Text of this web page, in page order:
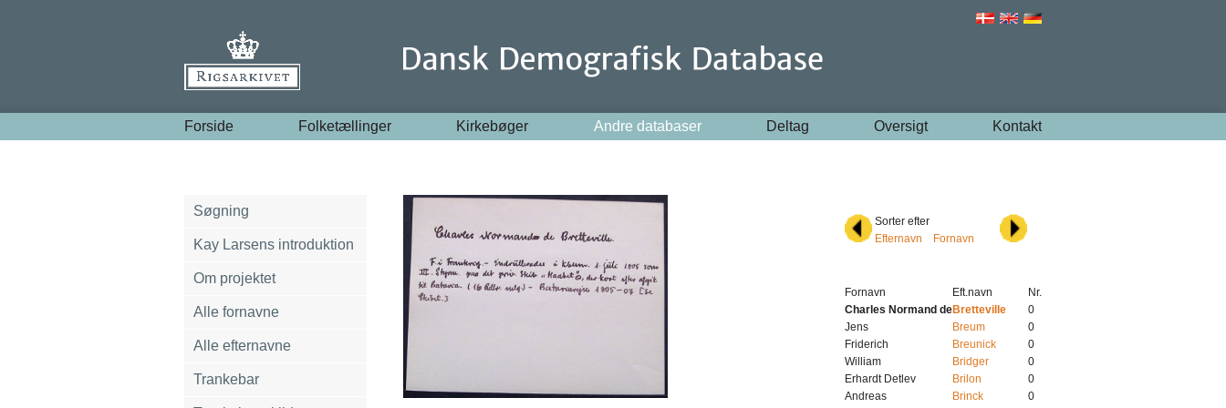
Forside Folketællinger Kirkebøger Andre databaser Deltag Oversigt Kontakt
Søgning
Kay Larsens introduktion
Om projektet
Alle fornavne
Alle efternavne
Trankebar
Sorter efter
Efternavn
Fornavn
Fornavn Eft.navn
Nr.
Charles Normand deBretteville
0
Jens
Breum
0
Friderich
Breunick
0
William
Bridger
0
Erhardt Detlev
Brilon
0
Andreas
Brinck
0